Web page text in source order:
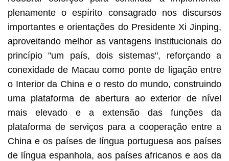
plenamente o espírito consagrado nos discursos
importantes e orientações do Presidente Xi Jinping,
aproveitando melhor as vantagens institucionais do
princípio "um país, dois sistemas", reforçando a
conexidade de Macau como ponte de ligação entre
o Interior da China e o resto do mundo, construindo
uma plataforma de abertura ao exterior de nível
mais elevado e a extensão das funções da
plataforma de serviços para a cooperação entre a
China e os países de língua portuguesa aos países
de língua espanhola, aos países africanos e aos da